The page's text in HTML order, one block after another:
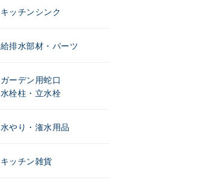
キッチンシンク
給排水部材・パーツ
ガーデン用蛇口
水栓柱・立水栓
水やり・潅水用品
キッチン雑貨